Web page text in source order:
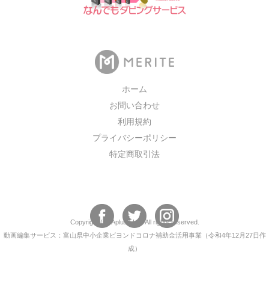
ホーム
お問い合わせ
利用規約
プライバシーポリシー
特定商取引法
Copyright (C) AplusA Inc. All rights reserved.
動画編集サービス：富山県中小企業ビヨンドコロナ補助金活用事業（令和4年12月27日作
成）